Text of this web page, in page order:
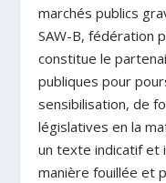
marchés publics
SAW-B, fédération
constitue le
publiques pour
sensibilisation, de
législatives en la
un texte indicatif et
manière fouillée et